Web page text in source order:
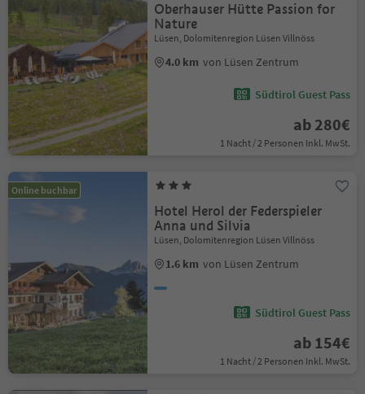
Oberhauser Hütte Passion for
Nature
Lüsen, Dolomitenregion Lüsen Villnöss
4.0 km von Lüsen Zentrum
Südtirol Guest Pass
ab 280€
1 Nacht / 2 Personen Inkl. MwSt.
Online buchbar
Hotel Herol der Federspieler
Anna und Silvia
Lüsen, Dolomitenregion Lüsen Villnöss
1.6 km von Lüsen Zentrum
Südtirol Guest Pass
ab 154€
1 Nacht / 2 Personen Inkl. MwSt.